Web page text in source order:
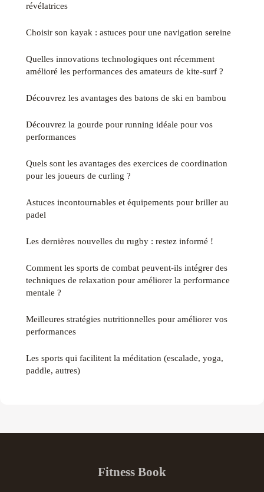
révélatrices
Choisir son kayak : astuces pour une navigation sereine
Quelles innovations technologiques ont récemment
amélioré les performances des amateurs de kite-surf ?
Découvrez les avantages des batons de ski en bambou
Découvrez la gourde pour running idéale pour vos
performances
Quels sont les avantages des exercices de coordination
pour les joueurs de curling ?
Astuces incontournables et équipements pour briller au
padel
Les dernières nouvelles du rugby : restez informé !
Comment les sports de combat peuvent-ils intégrer des
techniques de relaxation pour améliorer la performance
mentale ?
Meilleures stratégies nutritionnelles pour améliorer vos
performances
Les sports qui facilitent la méditation (escalade, yoga,
paddle, autres)
Fitness Book